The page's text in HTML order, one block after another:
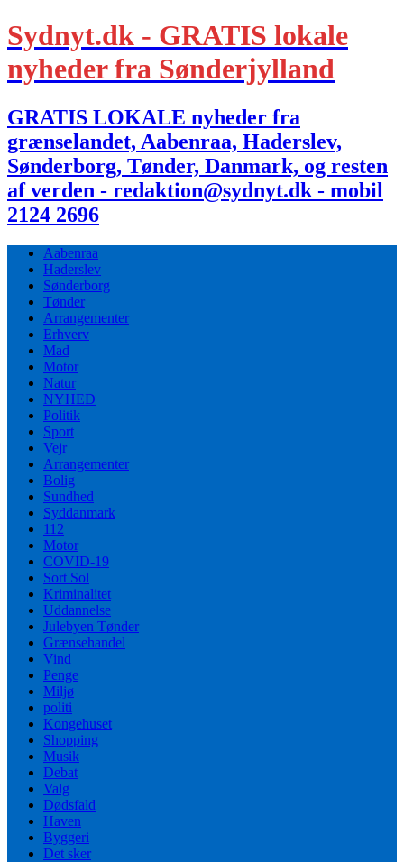
Sydnyt.dk - GRATIS lokale
nyheder fra Sønderjylland
GRATIS LOKALE nyheder fra
grænselandet, Aabenraa, Haderslev,
Sønderborg, Tønder, Danmark, og resten
af verden - redaktion@sydnyt.dk - mobil
2124 2696
Aabenraa
Haderslev
Sønderborg
Tønder
Arrangementer
Erhverv
Mad
Motor
Natur
NYHED
Politik
Sport
Vejr
Arrangementer
Bolig
Sundhed
Syddanmark
112
Motor
COVID-19
Sort Sol
Kriminalitet
Uddannelse
Julebyen Tønder
Grænsehandel
Vind
Penge
Miljø
politi
Kongehuset
Shopping
Musik
Debat
Valg
Dødsfald
Haven
Byggeri
Det sker